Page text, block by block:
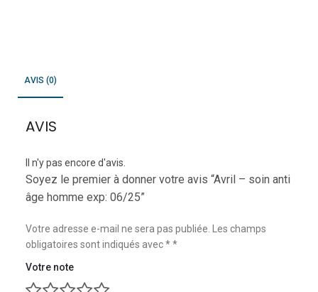
AVIS (0)
AVIS
Il n'y pas encore d'avis.
Soyez le premier à donner votre avis “Avril – soin anti
âge homme exp: 06/25”
Votre adresse e-mail ne sera pas publiée.
Les champs
obligatoires sont indiqués avec*
Votre note